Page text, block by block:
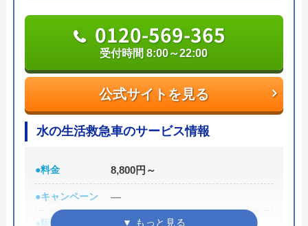
しても心良く受けて頂きました。またよろし
くお願いします。
いかがでしょうか。
公式サイトを見る
0120-776-044
受付時間 24時間
街角水道工事相談所の基本情報
運営会社 トラベルブック株式会社
公式サイトを見る
0120-569-365
受付時間 8:00～22:00
水の生活救急車のサービス情報
●料金 8,800円～
●キャンペーン ―
●駆けつけ時間 最短30分